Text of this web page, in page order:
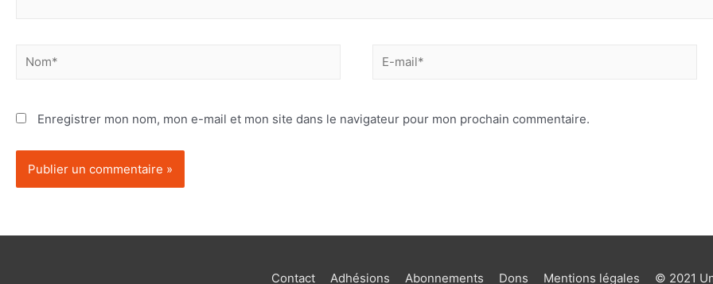
Enregistrer mon nom, mon e-mail et mon site dans le navigateur pour mon prochain commentaire.
Contact Adhésions Abonnements Dons Mentions légales © 2021